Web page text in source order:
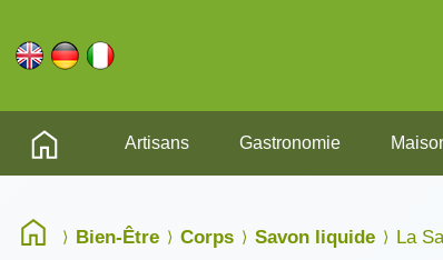
Artisans Gastronomie
Bien-Être Corps Savon liquide La